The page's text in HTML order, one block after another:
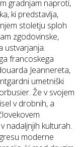
gradnjam naproti,
ki predstavlja,
stoletju sploh
zgodovinske,
ustvarjanja.
francoskega
Jeannereta,
umetniški
. Že v svojem
v drobnih, a
nadaljnjih kulturah.
moderne